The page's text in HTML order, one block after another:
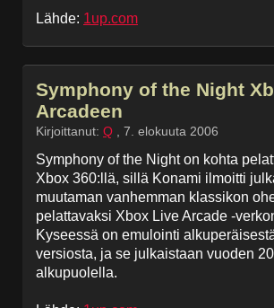
Lähde: 1up.com
Symphony of the Night
Arcadeen
Kirjoittanut: Q 7. elokuuta 2006
Symphony of the Night on kohta
Xbox 360:llä, sillä Konami ilmoitti
muutaman vanhemman klassikon
pelattavaksi Xbox Live Arcade -
Kyseessä on emulointi
versiosta, ja se julkaistaan vuoden
alkupuolella.